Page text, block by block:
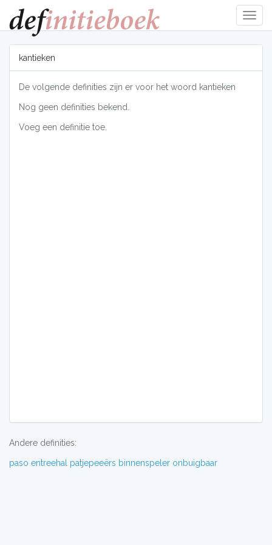
tonen
kantieken
De volgende definities zijn er voor het woord kantieken
Nog geen definities bekend.
Voeg een definitie toe.
Andere definities:
paso entreehal patjepeeërs binnenspeler onbuigbaar